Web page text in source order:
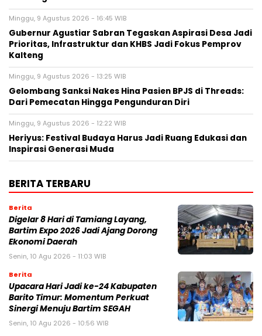
Minggu, 9 Agustus 2026 - 16:45 WIB
Gubernur Agustiar Sabran Tegaskan Aspirasi Desa Jadi
Prioritas, Infrastruktur dan KHBS Jadi Fokus Pemprov
Kalteng
Minggu, 9 Agustus 2026 - 13:25 WIB
Gelombang Sanksi Nakes Hina Pasien BPJS di Threads:
Dari Pemecatan Hingga Pengunduran Diri
Minggu, 9 Agustus 2026 - 12:22 WIB
Heriyus: Festival Budaya Harus Jadi Ruang Edukasi dan
Inspirasi Generasi Muda
BERITA TERBARU
Berita
Digelar 8 Hari di Tamiang Layang,
Bartim Expo 2026 Jadi Ajang Dorong
Ekonomi Daerah
Senin, 10 Agu 2026 - 11:03 WIB
Berita
Upacara Hari Jadi ke-24 Kabupaten
Barito Timur: Momentum Perkuat
Sinergi Menuju Bartim SEGAH
Senin, 10 Agu 2026 - 10:56 WIB